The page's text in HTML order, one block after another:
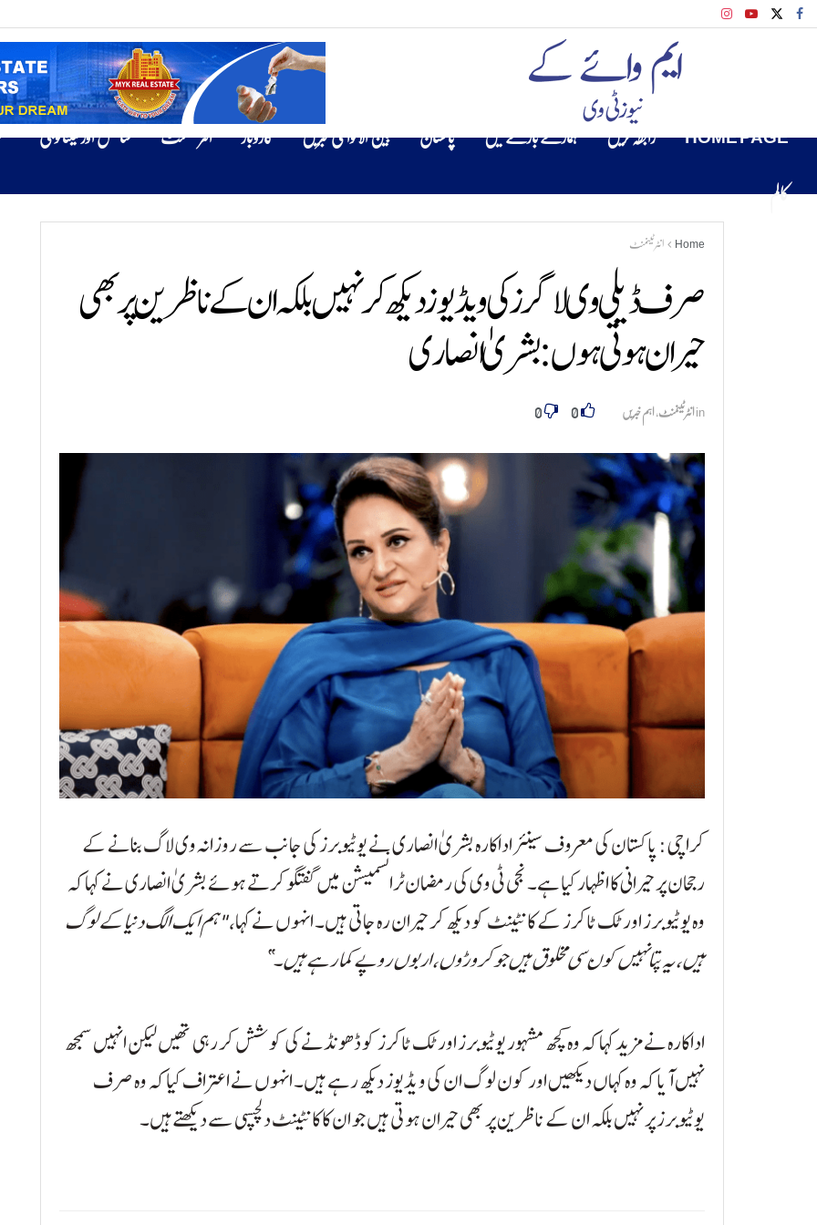
HOME PAGE رابطہ کریں ہمارے بارے میں پاکستان بین الاقوامی خبریں کاروبار انٹرٹینمنٹ سائنس اور ٹیکنالوجی
کالم
Home انٹرٹینمنٹ
صرف ڈیلی وی لاگرز کی ویڈیوز دیکھ کر نہیں بلکہ ان کے ناظرین پر بھی
حیران ہوتی ہوں: بشریٰ انصاری
in انٹرٹینمنٹ, اہم خبریں 0
0
کراچی: پاکستان کی معروف سینئر اداکارہ بشریٰ انصاری نے یوٹیوبرز کی جانب سے روزانہ وی لاگ بنانے کے
رجحان پر حیرانی کا اظہار کیا ہے۔ نجی ٹی وی کی رمضان ٹرانسمیشن میں گفتگو کرتے ہوئے بشریٰ انصاری نے کہا کہ
وہ یوٹیوبرز اور ٹک ٹاکرز کے کانٹینٹ کو دیکھ کر حیران رہ جاتی ہیں۔ انہوں نے کہا،"ہم ایک الگ دنیا کے لوگ
ہیں، یہ پتا نہیں کون سی مخلوق ہیں جو کروڑوں، اربوں روپے کما رہے ہیں۔”
اداکارہ نے مزید کہا کہ وہ کچھ مشہور یوٹیوبرز اور ٹک ٹاکرز کو ڈھونڈنے کی کوشش کر رہی تھیں لیکن انہیں سمجھ
نہیں آیا کہ وہ کہاں دیکھیں اور کون لوگ ان کی ویڈیوز دیکھ رہے ہیں۔ انہوں نے اعتراف کیا کہ وہ صرف
یوٹیوبرز پر نہیں بلکہ ان کے ناظرین پر بھی حیران ہوتی ہیں جو ان کا کانٹینٹ دلچسپی سے دیکھتے ہیں۔